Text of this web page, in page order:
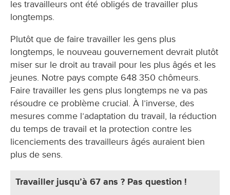
les travailleurs ont été obligés de travailler plus
longtemps.
Plutôt que de faire travailler les gens plus
longtemps, le nouveau gouvernement devrait plutôt
miser sur le droit au travail pour les plus âgés et les
jeunes. Notre pays compte 648 350 chômeurs.
Faire travailler les gens plus longtemps ne va pas
résoudre ce problème crucial. À l’inverse, des
mesures comme l’adaptation du travail, la réduction
du temps de travail et la protection contre les
licenciements des travailleurs âgés auraient bien
plus de sens.
Travailler jusqu’à 67 ans ? Pas question !